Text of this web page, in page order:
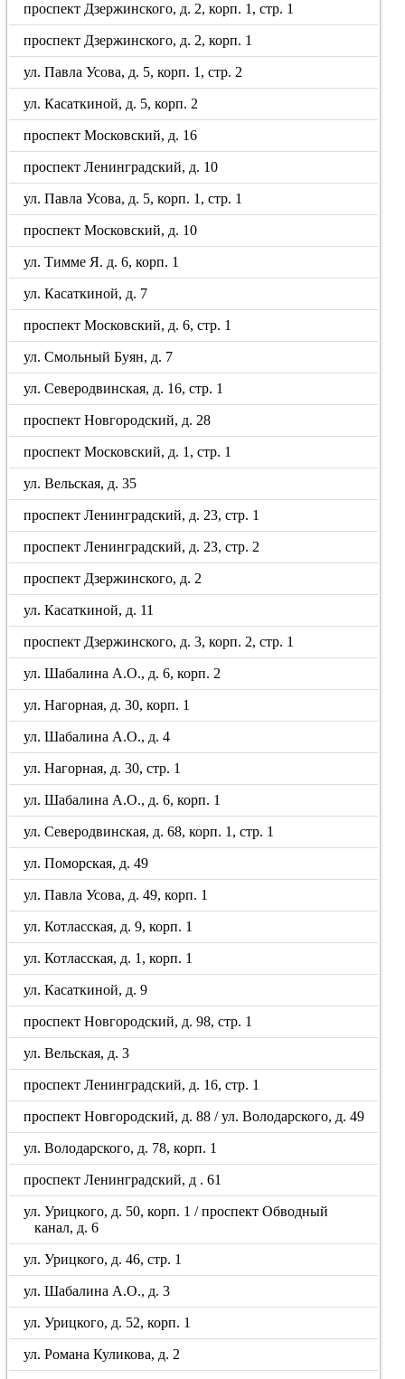
проспект Дзержинского, д. 2, корп. 1, стр. 1
проспект Дзержинского, д. 2, корп. 1
ул. Павла Усова, д. 5, корп. 1, стр. 2
ул. Касаткиной, д. 5, корп. 2
проспект Московский, д. 16
проспект Ленинградский, д. 10
ул. Павла Усова, д. 5, корп. 1, стр. 1
проспект Московский, д. 10
ул. Тимме Я. д. 6, корп. 1
ул. Касаткиной, д. 7
проспект Московский, д. 6, стр. 1
ул. Смольный Буян, д. 7
ул. Северодвинская, д. 16, стр. 1
проспект Новгородский, д. 28
проспект Московский, д. 1, стр. 1
ул. Вельская, д. 35
проспект Ленинградский, д. 23, стр. 1
проспект Ленинградский, д. 23, стр. 2
проспект Дзержинского, д. 2
ул. Касаткиной, д. 11
проспект Дзержинского, д. 3, корп. 2, стр. 1
ул. Шабалина А.О., д. 6, корп. 2
ул. Нагорная, д. 30, корп. 1
ул. Шабалина А.О., д. 4
ул. Нагорная, д. 30, стр. 1
ул. Шабалина А.О., д. 6, корп. 1
ул. Северодвинская, д. 68, корп. 1, стр. 1
ул. Поморская, д. 49
ул. Павла Усова, д. 49, корп. 1
ул. Котласская, д. 9, корп. 1
ул. Котласская, д. 1, корп. 1
ул. Касаткиной, д. 9
проспект Новгородский, д. 98, стр. 1
ул. Вельская, д. 3
проспект Ленинградский, д. 16, стр. 1
проспект Новгородский, д. 88 / ул. Володарского, д. 49
ул. Володарского, д. 78, корп. 1
проспект Ленинградский, д . 61
ул. Урицкого, д. 50, корп. 1 / проспект Обводный
канал, д. 6
ул. Урицкого, д. 46, стр. 1
ул. Шабалина А.О., д. 3
ул. Урицкого, д. 52, корп. 1
ул. Романа Куликова, д. 2